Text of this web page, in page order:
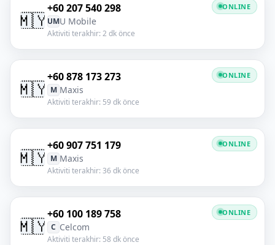
🇲🇾
+60 207 540 298
UMU Mobile
Aktiviti terakhir: 2 dk önce
ONLINE
🇲🇾
+60 878 173 273
M Maxis
Aktiviti terakhir: 59 dk önce
ONLINE
🇲🇾
+60 907 751 179
M Maxis
Aktiviti terakhir: 36 dk önce
ONLINE
🇲🇾
+60 100 189 758
C Celcom
Aktiviti terakhir: 58 dk önce
ONLINE